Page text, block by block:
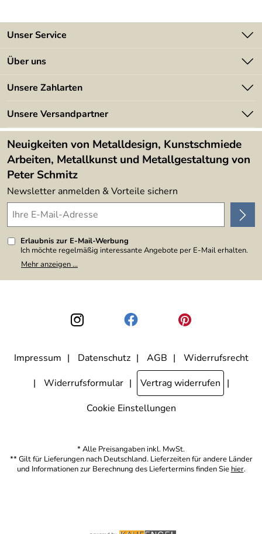
Unser Service
Kontakt
Kundeninformationen
Newsletter
Lieferbedingungen
Über uns
Angebote
Kundenbewertungen (394)
4,9/5
Unsere Zahlarten
Unsere Versandpartner
Neuigkeiten von Metalldesign, Kunstschmiede
Arbeiten, Metallkunst und Metallgestaltung von
Peter Schmitz
Newsletter anmelden & Vorteile sichern
Erlaubnis zur E-Mail-Werbung
Ich möchte regelmäßig interessante Angebote per E-Mail erhalten.
Meine E-Mail-Adresse wird nicht an andere Unternehmen
weitergegeben. Zu statistischen Zwecken wird in anonymer Form
den Link "Abmelden" am Ende des Newsletters anklicke. Die
Datenschutzerklärung
habe ich zur Kenntnis genommen.
Mehr anzeigen ...
Impressum Datenschutz AGB
Widerrufsrecht
Widerrufsformular
Vertrag widerrufen
Cookie Einstellungen
* Alle Preisangaben inkl. MwSt.
** Gilt für Lieferungen nach Deutschland. Lieferzeiten für andere Länder
und Informationen zur Berechnung des Liefertermins finden Sie hier.